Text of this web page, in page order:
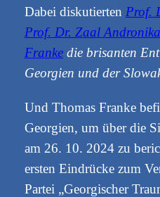
Dabei diskutierten Prof.
Prof. Dr. Zaal
Frankedie brisanten
Georgien und der
Und Thomas Franke
Georgien, um über die
am 26. 10. 2024 zu
ersten Eindrücke zum
Partei „Georgischer